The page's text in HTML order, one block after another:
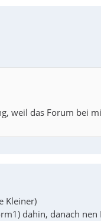
weil das Forum bei
Kleiner)
dahin, danach